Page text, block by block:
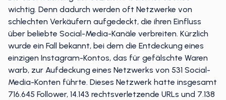
Die Überwachung der sozialen Medien ist ebenso
wichtig. Denn dadurch werden oft Netzwerke von
schlechten Verkäufern aufgedeckt, die ihren Einfluss
über beliebte Social-Media-Kanäle verbreiten. Kürzlich
wurde ein Fall bekannt, bei dem die Entdeckung eines
einzigen Instagram-Kontos, das für gefälschte Waren
warb, zur Aufdeckung eines Netzwerks von 531 Social-
Media-Konten führte. Dieses Netzwerk hatte insgesamt